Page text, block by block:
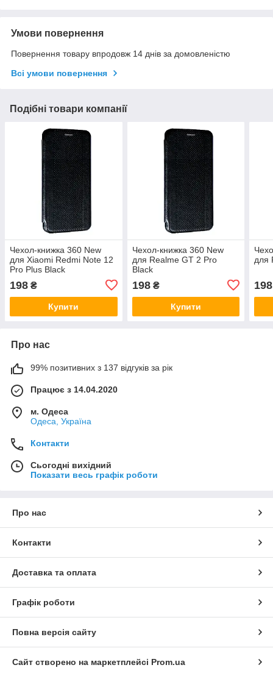
Умови повернення
Повернення товару впродовж 14 днів за домовленістю
Всі умови повернення
Подібні товари компанії
Чехол-книжка 360 New
для Xiaomi Redmi Note 12
Pro Plus Black
198 ₴
Купити
Чехол-книжка 360 New
для Realme GT 2 Pro
Black
198₴
Купити
для
198
Про нас
99% позитивних з 137 відгуків за рік
Працює з 14.04.2020
м. Одеса
Одеса, Україна
Контакти
Сьогодні вихідний
Показати весь графік роботи
Про нас
Контакти
Доставка та оплата
Графік роботи
Повна версія сайту
Сайт створено на маркетплейсі Prom.ua